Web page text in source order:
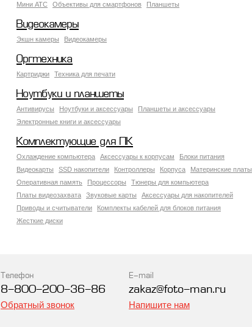
Мини АТС
Объективы для смартфонов Планшеты
Видеокамеры
Экшн камеры Видеокамеры
Оргтехника
Картриджи Техника для печати
Ноутбуки и планшеты
Антивирусы Ноутбуки и аксессуары
Планшеты и аксессуары
Электронные книги и аксессуары
Комплектующие для ПК
Охлаждение компьютера Аксессуары к корпусам
Блоки питания
Видеокарты
SSD накопители Контроллеры Корпуса
Материнские платы
Оперативная память
Процессоры
Тюнеры для компьютера
Платы видеозахвата
Звуковые карты
Аксессуары для накопителей
Приводы и считыватели
Комплекты кабелей для блоков питания
Жесткие диски
Телефон
8-800-200-36-86
Обратный звонок
E-mail
zakaz@foto-man.ru
Напишите нам